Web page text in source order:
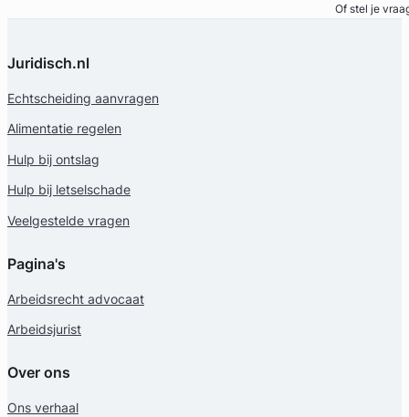
Of stel je
Juridisch.nl
Echtscheiding aanvragen
Alimentatie regelen
Hulp bij ontslag
Hulp bij letselschade
Veelgestelde vragen
Pagina's
Arbeidsrecht advocaat
Arbeidsjurist
Over ons
Ons verhaal